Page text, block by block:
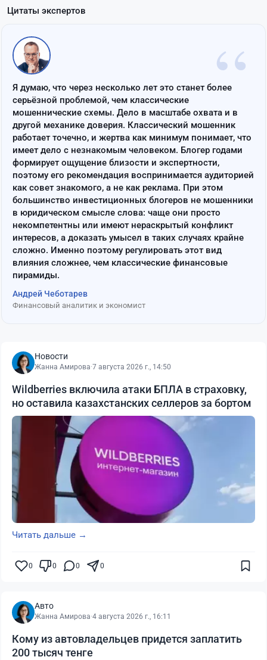
Цитаты экспертов
“
Я думаю, что через несколько лет это станет более
серьёзной проблемой, чем классические
мошеннические схемы. Дело в масштабе охвата и в
другой механике доверия. Классический мошенник
работает точечно, и жертва как минимум понимает, что
имеет дело с незнакомым человеком. Блогер годами
формирует ощущение близости и экспертности,
поэтому его рекомендация воспринимается аудиторией
как совет знакомого, а не как реклама. При этом
большинство инвестиционных блогеров не мошенники
в юридическом смысле слова: чаще они просто
некомпетентны или имеют нераскрытый конфликт
интересов, а доказать умысел в таких случаях крайне
сложно. Именно поэтому регулировать этот вид
влияния сложнее, чем классические финансовые
пирамиды.
Андрей Чеботарев
Финансовый аналитик и экономист
Новости
Жанна Амирова·7 августа 2026 г., 14:50
Wildberries включила атаки БПЛА в страховку,
но оставила казахстанских селлеров за бортом
Читать дальше →
0 0 0 0
Авто
Жанна Амирова·4 августа 2026 г., 16:11
Кому из автовладельцев придется заплатить
200 тысяч тенге